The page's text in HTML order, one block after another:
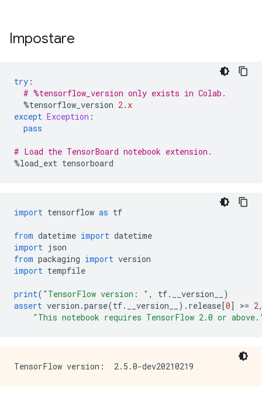
Impostare
try :
# %tensorflow_version only exists in Colab.
%tensorflow_version 2.x
except Exception :
pass
# Load the TensorBoard notebook extension.
%load_ext tensorboard
import tensorflow as tf
from datetime import datetime
import json
from packaging import version
import tempfile
print( "TensorFlow version: " , tf. __version__
)
assert version .parse(tf. __version__ ). release[0] >= 2
"This notebook requires TensorFlow 2.0 or